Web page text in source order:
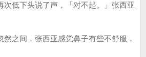
次低下头说了声，「对不起。」张西亚
然之间，张西亚感觉鼻子有些不舒服，